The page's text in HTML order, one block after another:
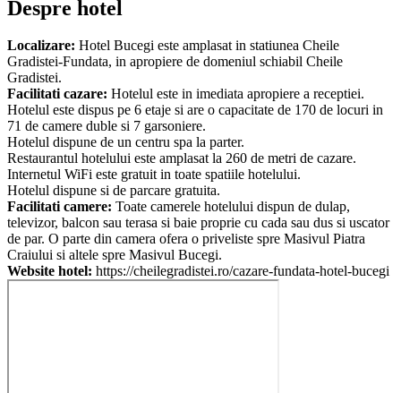
Despre hotel
Localizare: Hotel Bucegi este amplasat in statiunea Cheile
Gradistei-Fundata, in apropiere de domeniul schiabil Cheile
Gradistei.
Facilitati cazare: Hotelul este in imediata apropiere a receptiei.
Hotelul este dispus pe 6 etaje si are o capacitate de 170 de locuri in
71 de camere duble si 7 garsoniere.
Hotelul dispune de un centru spa la parter.
Restaurantul hotelului este amplasat la 260 de metri de cazare.
Internetul WiFi este gratuit in toate spatiile hotelului.
Hotelul dispune si de parcare gratuita.
Facilitati camere: Toate camerele hotelului dispun de dulap,
televizor, balcon sau terasa si baie proprie cu cada sau dus si uscator
de par. O parte din camera ofera o priveliste spre Masivul Piatra
Craiului si altele spre Masivul Bucegi.
Website hotel: https://cheilegradistei.ro/cazare-fundata-hotel-bucegi